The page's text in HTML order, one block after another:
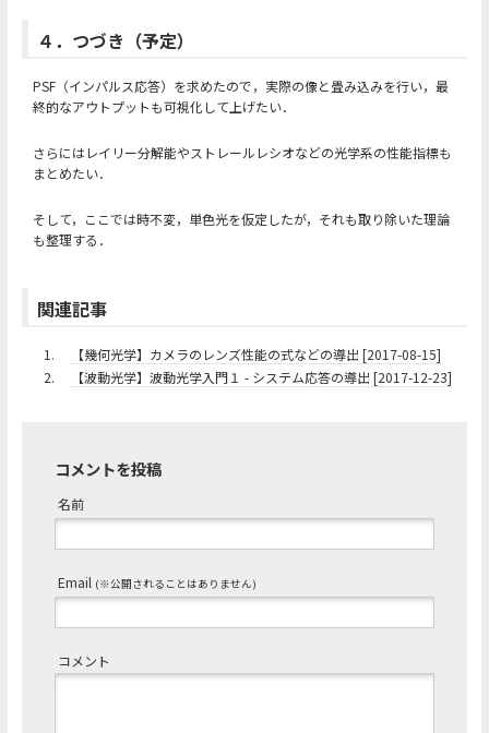
４．つづき（予定）
PSF（インパルス応答）を求めたので，実際の像と畳み込みを行い，最
終的なアウトプットも可視化して上げたい．
さらにはレイリー分解能やストレールレシオなどの光学系の性能指標も
まとめたい．
そして，ここでは時不変，単色光を仮定したが，それも取り除いた理論
も整理する．
関連記事
1.
【幾何光学】カメラのレンズ性能の式などの導出 [2017-08-15]
2.
【波動光学】波動光学入門１ - システム応答の導出 [2017-12-23]
コメントを投稿
名前
Email (※公開されることはありません)
コメント